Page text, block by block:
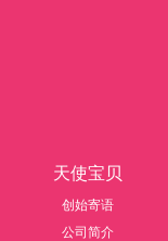
天使宝贝
创始寄语
公司简介